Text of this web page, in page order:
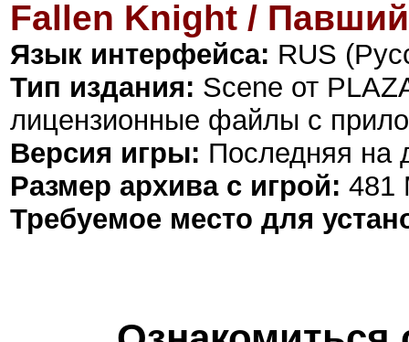
Fallen Knight /
Язык интерфейса: RUS
Тип издания: Scene от
лицензионные файлы с
Версия игры: Последняя на
Размер архива с игрой: 481
Требуемое место для